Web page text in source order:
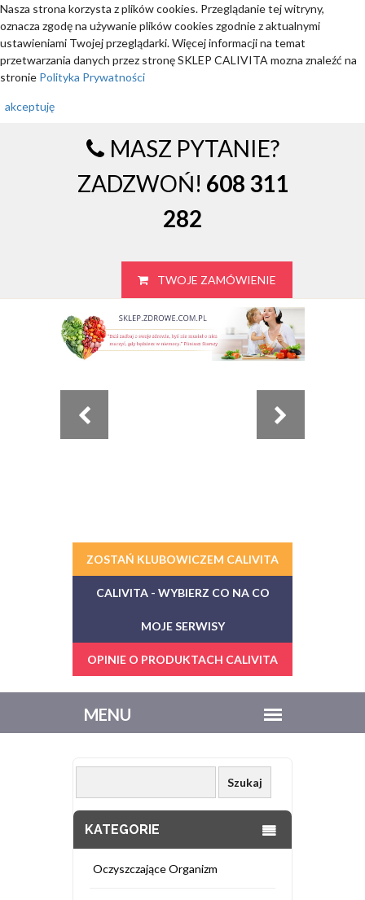
Nasza strona korzysta z plików cookies. Przeglądanie tej witryny,
oznacza zgodę na używanie plików cookies zgodnie z aktualnymi
ustawieniami Twojej przeglądarki. Więcej informacji na temat
przetwarzania danych przez stronę SKLEP CALIVITA mozna znaleźć na
stronie Polityka Prywatności
akceptuję
MASZ PYTANIE?
ZADZWOŃ! 608 311
282
TWOJE ZAMÓWIENIE
ZOSTAŃ KLUBOWICZEM CALIVITA
CALIVITA - WYBIERZ CO NA CO
MOJE SERWISY
OPINIE O PRODUKTACH CALIVITA
KATEGORIE
Oczyszczające Organizm